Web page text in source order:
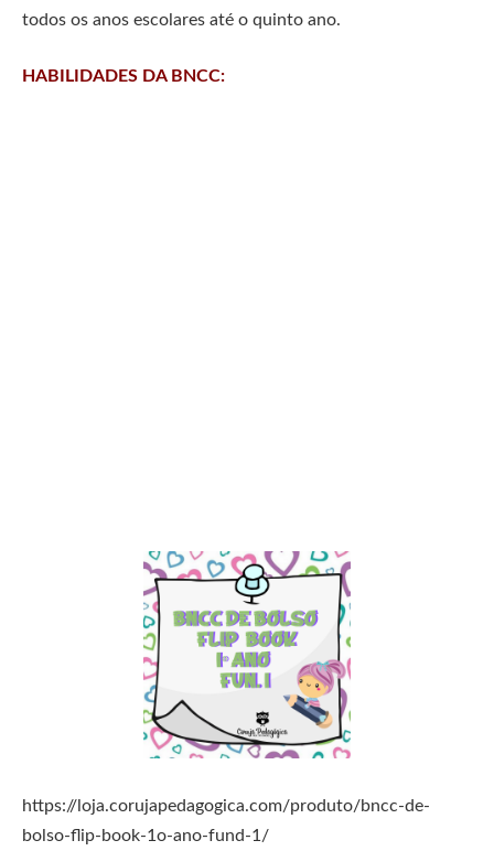
todos os anos escolares até o quinto ano.
HABILIDADES DA BNCC:
https://loja.corujapedagogica.com/produto/bncc-de-
bolso-flip-book-1o-ano-fund-1/